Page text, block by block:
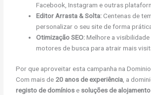
Facebook, Instagram e outras
Editor Arrasta & Solta:Centenas de
personalizar o seu site de forma
Otimização SEO:Melhore a
motores de busca para atrair mais
Por que aproveitar esta campanha na
Com mais de 20 anos de experiência, a
registo de domínios e soluções de alojamento